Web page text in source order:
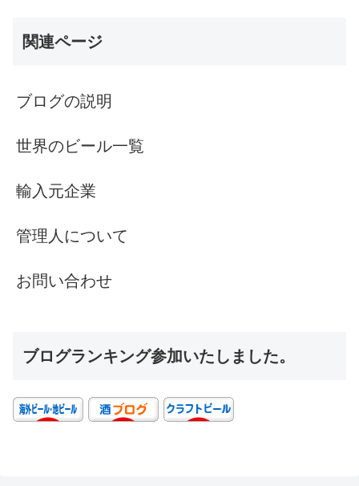
関連ページ
ブログの説明
世界のビール一覧
輸入元企業
管理人について
お問い合わせ
ブログランキング参加いたしました。